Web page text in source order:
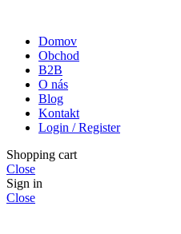
Domov
Obchod
B2B
O nás
Blog
Kontakt
Login / Register
Shopping cart
Close
Sign in
Close